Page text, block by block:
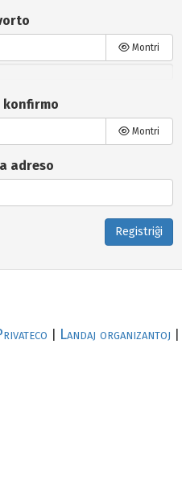
Montri
konfirmo
Montri
adreso
Registriĝi
Landaj organizantoj